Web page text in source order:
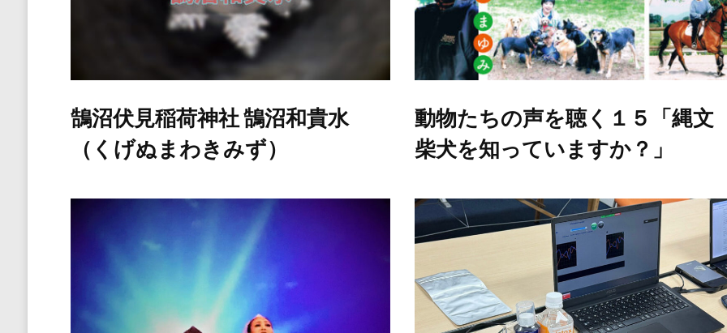
鵠沼伏見稲荷神社 鵠沼和貴水
（くげぬまわきみず）
動物たちの声を聴く１５「縄文
柴犬を知っていますか？」